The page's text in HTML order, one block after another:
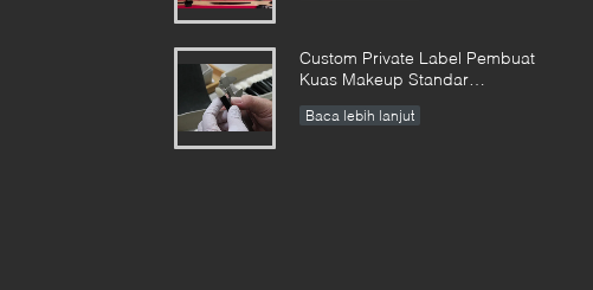
Custom Private Label Pembuat
Kuas Makeup Standar
Baca lebih lanjut